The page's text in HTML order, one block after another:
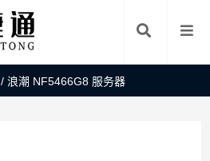
/浪潮 NF5466G8 服务器